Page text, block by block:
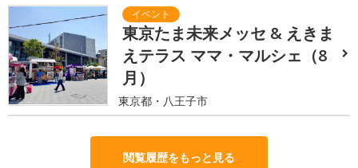
東京たま未来メッセ & えきま
えテラス ママ・マルシェ（8
月）
東京都・八王子市
閲覧履歴をもっと見る